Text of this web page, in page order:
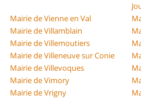
Mairie de Vienne en Val
Mairie de Villamblain
Mairie de Villemoutiers
Mairie de Villeneuve sur Conie
Mairie de Villevoques
Mairie de Vimory
Mairie de Vrigny